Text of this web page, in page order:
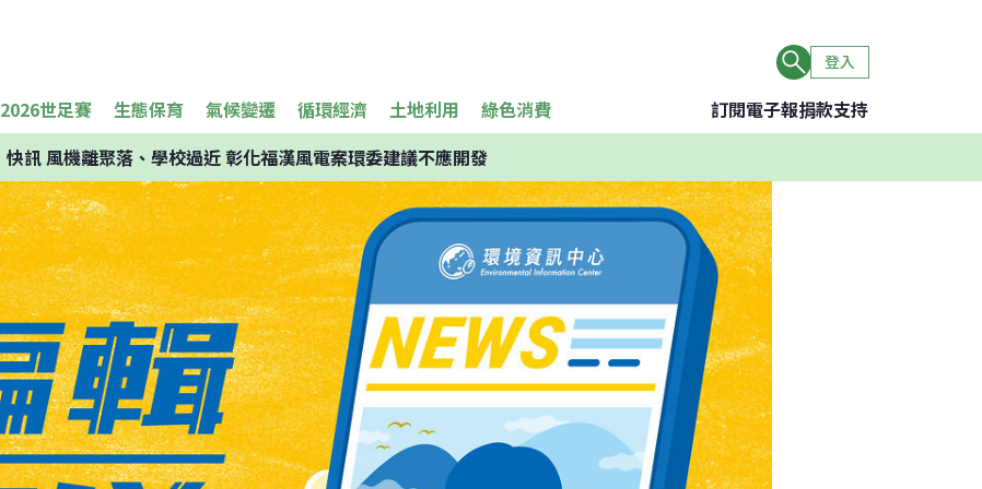
登入
2026世足賽 生態保育 氣候變遷 循環經濟 土地利用 綠色消費 訂閱電子報捐款支持
快訊風機離聚落、學校過近 彰化福漢風電案環委建議不應開發